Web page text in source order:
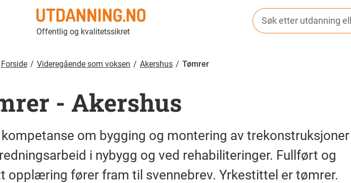
Offentlig og kvalitetssikret
Søk etter utdanning eller yrke
Forside Videregående som voksen Akershus Tømrer
- Akershus
om bygging og montering av trekonstruksjoner
i nybygg og ved rehabiliteringer. Fullført og
opplæring fører fram til svennebrev. Yrkestittel er tømrer.